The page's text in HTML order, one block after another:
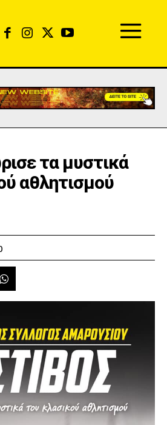
τα μυστικά
αθλητισμού